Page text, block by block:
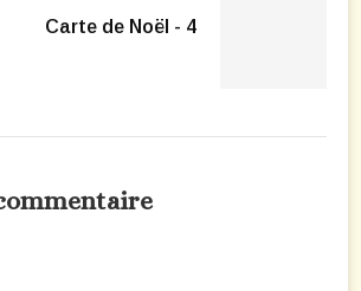
Carte de Noël - 4